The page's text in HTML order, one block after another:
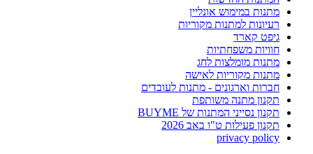
מתנות במימוש אונליין
רעיונות למתנות מקוריות
גיפט קארד
חוויות משפחתיות
מתנות מומלצות לחג
מתנות מקוריות לאישה
חברות וארגונים - מתנות לעובדים
תקנון מתנה משותפת
תקנון נסייני המתנות של BUYME
תקנון פעילות ט"ו באב 2026
privacy policy